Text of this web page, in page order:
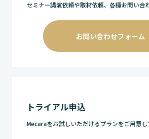
セミナー講演依頼や取材依頼、各種お問い合
お問い合わせフォーム
トライアル申込
Mecaraをお試しいただけるプランをご用意